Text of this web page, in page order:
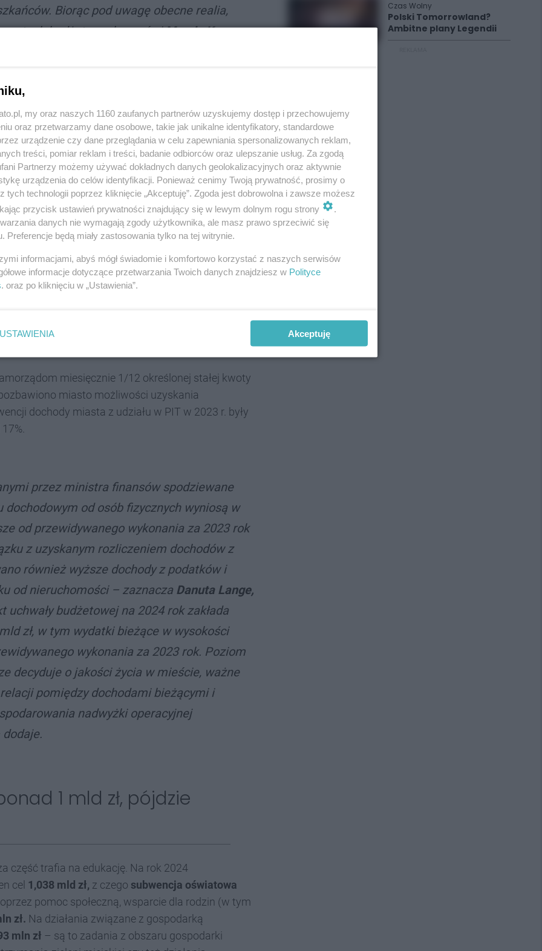
Biorąc pod uwagę obecne realia,
budżetowych– mówiMarcin Krupa,
Katowic ważny jest zrównoważony
szukamy oszczędności jednak, dla nas jako
bezpieczeństwa oraz wysokiej jakości życia
projekcie budżetu na edukację
na gospodarkę odpadami i środowisko
i wsparcie rodzin 341 mln zł– dodaje
miasta Katowice to 3
tym dochody bieżące przekraczają 2,7 mld zł. W
najistotniejszym źródłem (ponad 36%) są
PIT i CIT.
miesięcznie 1/12 określonej stałej kwoty
miasto możliwości uzyskania
dochody miasta z udziału w PIT w 2023 r. były
przez ministra finansów spodziewane
dochodowym od osób fizycznych wyniosą w
od przewidywanego wykonania za 2023 rok
z uzyskanym rozliczeniem dochodów z
również wyższe dochody z podatków i
od nieruchomości– zaznacza Danuta Lange,
uchwały budżetowej na 2024 rok zakłada
zł, w tym wydatki bieżące w wysokości
wykonania za 2023 rok. Poziom
decyduje o jakości życia w mieście, ważne
pomiędzy dochodami bieżącymi i
nadwyżki operacyjnej
dodaje.
1 mld zł, pójdzie
część trafia na edukację. Na rok 2024
cel 1,038 mld zł, z czego subwencja oświatowa
pomoc społeczną, wsparcie dla rodzin (w tym
zł. Na działania związane z gospodarką
mln zł – są to zadania z obszaru gospodarki
Czas Wolny
Polski Tomorrowland?
Ambitne plany Legendii
my oraz naszych 1160 zaufanych partnerów uzyskujemy dostęp i przechowujemy
oraz przetwarzamy dane osobowe, takie jak unikalne identyfikatory, standardowe
urządzenie czy dane przeglądania w celu zapewniania spersonalizowanych reklam,
treści, pomiar reklam i treści, badanie odbiorców oraz ulepszanie usług. Za zgodą
Partnerzy możemy używać dokładnych danych geolokalizacyjnych oraz aktywnie
urządzenia do celów identyfikacji. Ponieważ cenimy Twoją prywatność, prosimy o
tych technologii poprzez kliknięcie „Akceptuję”. Zgoda jest dobrowolna i zawsze możesz
przycisk ustawień prywatności znajdujący się w lewym dolnym rogu strony
.
danych nie wymagają zgody użytkownika, ale masz prawo sprzeciwić się
Preferencje będą miały zastosowania tylko na tej witrynie.
informacjami, abyś mógł świadomie i komfortowo korzystać z naszych serwisów
informacje dotyczące przetwarzania Twoich danych znajdziesz w Polityce
. oraz po kliknięciu w „Ustawienia”.
USTAWIENIA Akceptuję